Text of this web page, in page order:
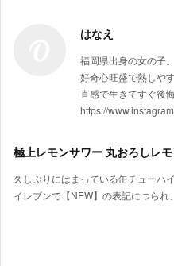
はなえ
福岡県出身の女の子。
好奇心旺盛で熱しや
直感で生きてすぐ後悔
https://
極上レモンサワー 丸おろしレ
久しぶりにはまっている缶チューハ
イレブンで【NEW】の表記につら